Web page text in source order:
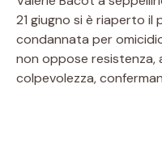
21 giugno si è riaperto
condannata per
non oppose resistenza,
colpevolezza,